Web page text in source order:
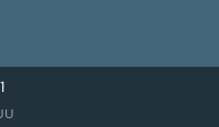
ประชุมได้ร่วมยืนสงบนิ่ง
เจ้าสิริกิติ์ พระบรม
พร้อมน้อมรำลึกในพระ
บ